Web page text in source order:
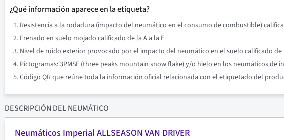
¿Qué información aparece en la etiqueta?
Resistencia a la rodadura (impacto del neumático en el consumo de combustible)
Frenado en suelo mojado calificado de la A a la E
Nivel de ruido exterior provocado por el impacto del neumático en el suelo calificado de
Pictogramas: 3PMSF (three peaks mountain snow flake) y/o hielo en los neumáticos
Código QR que reúne toda la información oficial relacionada con el etiquetado del
DESCRIPCIÓN DEL NEUMÁTICO
Neumáticos Imperial ALLSEASON VAN DRIVER